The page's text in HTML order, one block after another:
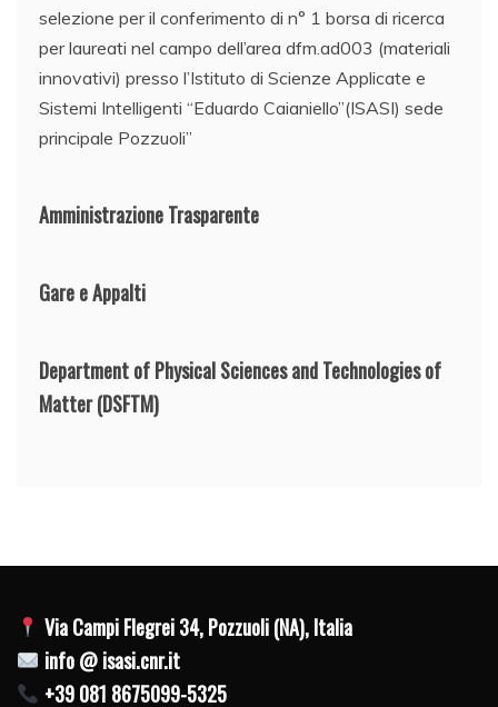
selezione per il conferimento di n° 1 borsa di ricerca
per laureati nel campo dell’area dfm.ad003 (materiali
innovativi) presso l’Istituto di Scienze Applicate e
Sistemi Intelligenti “Eduardo Caianiello”(ISASI) sede
principale Pozzuoli”
Amministrazione Trasparente
Gare e Appalti
Department of Physical Sciences and Technologies of
Matter(DSFTM)
Via Campi Flegrei 34, Pozzuoli (NA), Italia
info @ isasi.cnr.it
+39 081 8675099-5325